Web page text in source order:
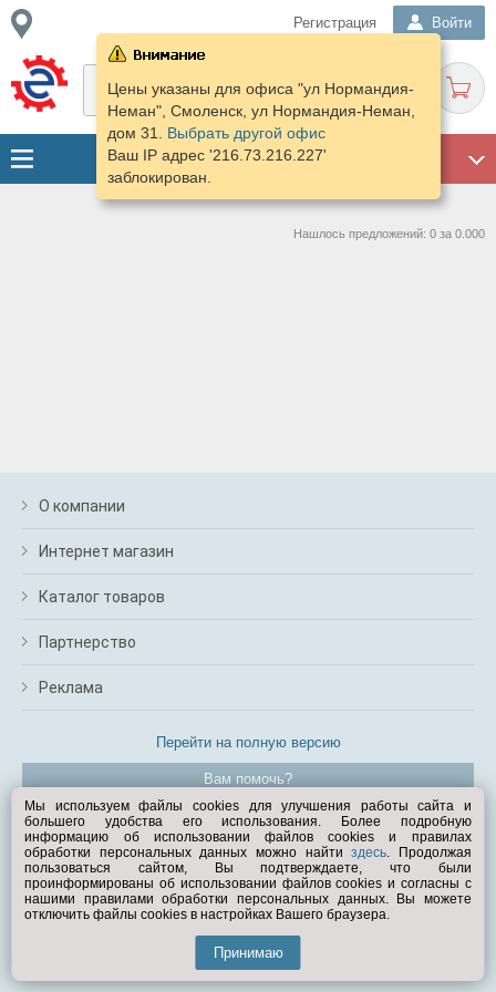
Регистрация Войти
Цены указаны для офиса "ул Нормандия-
Неман", Смоленск, ул Нормандия-Неман,
дом 31. Выбрать другой офис
Ваш IP адрес '216.73.216.227'
заблокирован.
Нашлось предложений: 0 за 0.000
О компании
Интернет магазин
Каталог товаров
Партнерство
Реклама
Перейти на полную версию
Вам помочь?
© Exist.ru 1998—2026
Мы используем файлы cookies для улучшения работы сайта и
большего удобства его использования. Более подробную
информацию об использовании файлов cookies и правилах
обработки персональных данных можно найтиздесь. Продолжая
пользоваться сайтом, Вы подтверждаете, что были
проинформированы об использовании файлов cookies и согласны с
нашими правилами обработки персональных данных. Вы можете
отключить файлы cookies в настройках Вашего браузера.
Принимаю